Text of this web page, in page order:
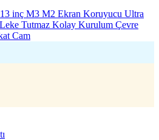
inç M3 M2 Ekran Koruyucu Ultra
Tutmaz Kolay Kurulum Çevre
Cam